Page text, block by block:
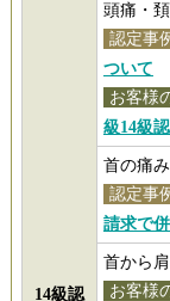
14級認
頭痛・
認定事
ついて
お客様
級14級
首の痛
認定事
請求で
首から
お客様